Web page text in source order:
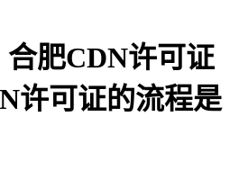
肥CDN许可证
许可证的流程是